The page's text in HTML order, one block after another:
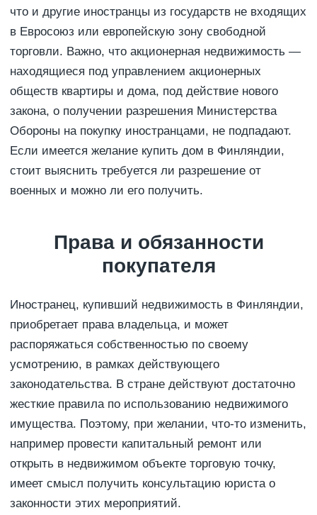
что и другие иностранцы из государств не входящих
в Евросоюз или европейскую зону свободной
торговли. Важно, что акционерная недвижимость —
находящиеся под управлением акционерных
обществ квартиры и дома, под действие нового
закона, о получении разрешения Министерства
Обороны на покупку иностранцами, не подпадают.
Если имеется желание купить дом в Финляндии,
стоит выяснить требуется ли разрешение от
военных и можно ли его получить.
Права и обязанности
покупателя
Иностранец, купивший недвижимость в Финляндии,
приобретает права владельца, и может
распоряжаться собственностью по своему
усмотрению, в рамках действующего
законодательства. В стране действуют достаточно
жесткие правила по использованию недвижимого
имущества. Поэтому, при желании, что-то изменить,
например провести капитальный ремонт или
открыть в недвижимом объекте торговую точку,
имеет смысл получить консультацию юриста о
законности этих мероприятий.